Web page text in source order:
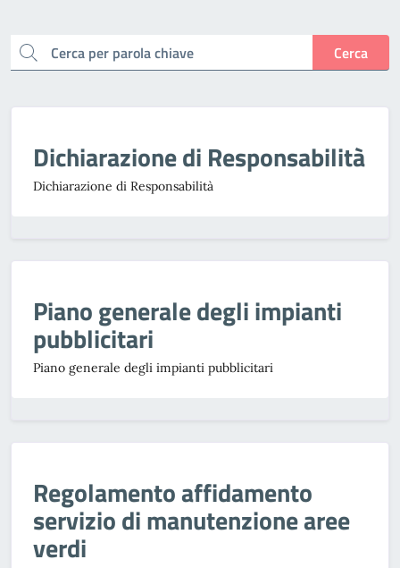
cerca Cerca
Dichiarazione di Responsabilità
Dichiarazione di Responsabilità
Piano generale degli impianti
pubblicitari
Piano generale degli impianti pubblicitari
Regolamento affidamento
servizio di manutenzione aree
verdi